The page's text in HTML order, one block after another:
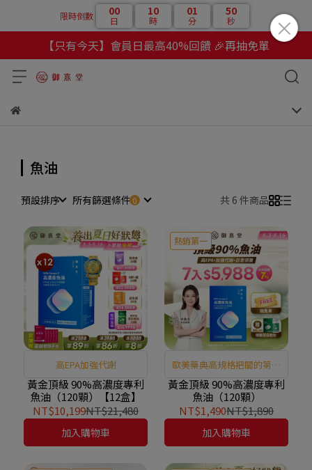
限時倒數 00
日
10
時
01
分
49
秒
【只有今天】會員日最高40%回饋 🎉再抽免單
魚油
預設排序 所有篩選條件 共 6 件商品
高EPA加強代謝
黃金頂級 90%高濃度專利
魚油（120顆）【12盒】
NT$10,199NT$21,480
加入購物車
熱銷第一
歐美藥典高規格把關的第一
選擇
黃金頂級 90%高濃度專利
魚油（120顆）
NT$1,490NT$1,890
加入購物車